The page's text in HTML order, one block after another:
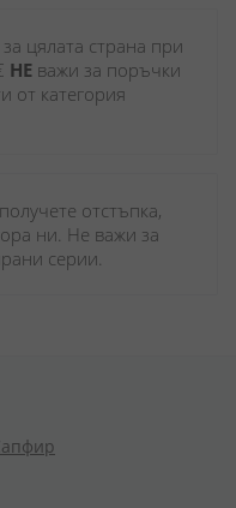
цялата страна при
НЕ важи за поръчки
от категория
отстъпка,
ни. Не важи за
серии.